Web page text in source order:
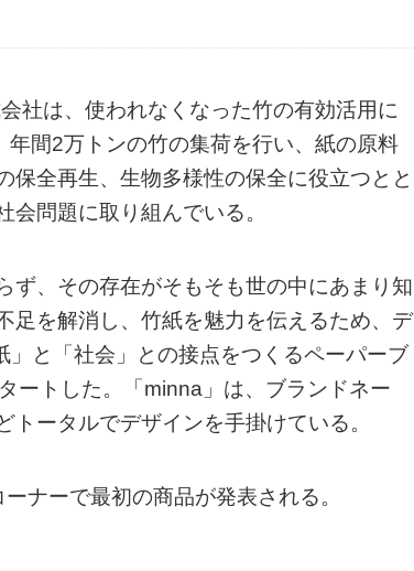
社は、使われなくなった竹の有効活用に
間2万トンの竹の集荷を行い、紙の原料
保全再生、生物多様性の保全に役立つとと
問題に取り組んでいる。
ず、その存在がそもそも世の中にあまり知
足を解消し、竹紙を魅力を伝えるため、デ
と「社会」との接点をつくるペーパーブ
ートした。「minna」は、ブランドネー
ータルでデザインを手掛けている。
ナーで最初の商品が発表される。